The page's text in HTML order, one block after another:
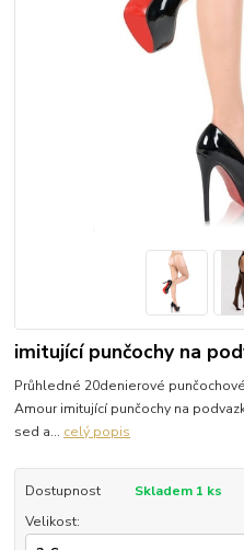
imitující punčochy na
Průhledné 20denierové
Amour imitující punčochy na
sed a... celý popis
Dostupnost
Skladem 1 ks
Velikost: